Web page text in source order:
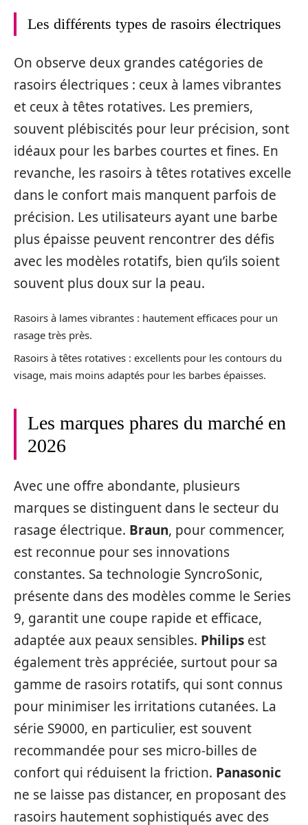
Les différents types de rasoirs électriques
On observe deux grandes catégories de
rasoirs électriques : ceux à lames vibrantes
et ceux à têtes rotatives. Les premiers,
souvent plébiscités pour leur précision, sont
idéaux pour les barbes courtes et fines. En
revanche, les rasoirs à têtes rotatives excelle
dans le confort mais manquent parfois de
précision. Les utilisateurs ayant une barbe
plus épaisse peuvent rencontrer des défis
avec les modèles rotatifs, bien qu’ils soient
souvent plus doux sur la peau.
Rasoirs à lames vibrantes : hautement efficaces pour un
rasage très près.
Rasoirs à têtes rotatives : excellents pour les contours du
visage, mais moins adaptés pour les barbes épaisses.
Les marques phares du marché en
2026
Avec une offre abondante, plusieurs
marques se distinguent dans le secteur du
rasage électrique. Braun, pour commencer,
est reconnue pour ses innovations
constantes. Sa technologie SyncroSonic,
présente dans des modèles comme le Series
9, garantit une coupe rapide et efficace,
adaptée aux peaux sensibles. Philips est
également très appréciée, surtout pour sa
gamme de rasoirs rotatifs, qui sont connus
pour minimiser les irritations cutanées. La
série S9000, en particulier, est souvent
recommandée pour ses micro-billes de
confort qui réduisent la friction. Panasonic
ne se laisse pas distancer, en proposant des
rasoirs hautement sophistiqués avec des